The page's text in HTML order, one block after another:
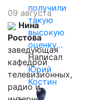
получили
такую
высокую
оценку…
Написал
Юрий
Костин
09 августа
Нина
Ростова
заведующая
кафедрой
телевизионных,
радио и